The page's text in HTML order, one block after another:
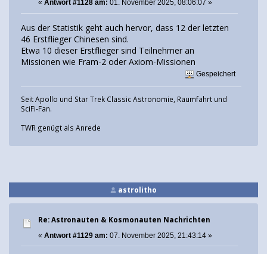
« Antwort #1128 am: 01. November 2025, 08:06:07 »
Aus der Statistik geht auch hervor, dass 12 der letzten
46 Erstflieger Chinesen sind.
Etwa 10 dieser Erstflieger sind Teilnehmer an
Missionen wie Fram-2 oder Axiom-Missionen
Gespeichert
Seit Apollo und Star Trek Classic Astronomie, Raumfahrt und
SciFi-Fan.
TWR genügt als Anrede
astrolitho
Re: Astronauten & Kosmonauten Nachrichten
« Antwort #1129 am: 07. November 2025, 21:43:14 »